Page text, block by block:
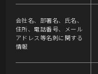
会社名、部署名、氏名、
住所、電話番号、メール
アドレス等名刺に関する
情報